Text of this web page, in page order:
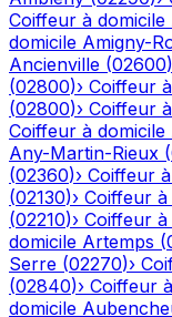
Coiffeur à domicile
domicile Amigny-
Ancienville (02600)
(02800)› Coiffeur
(02800)› Coiffeur
Coiffeur à domicile
Any-Martin-Rieux (
(02360)› Coiffeur
(02130)› Coiffeur à
(02210)› Coiffeur à
domicile Artemps (
Serre (02270)›
(02840)› Coiffeur
domicile